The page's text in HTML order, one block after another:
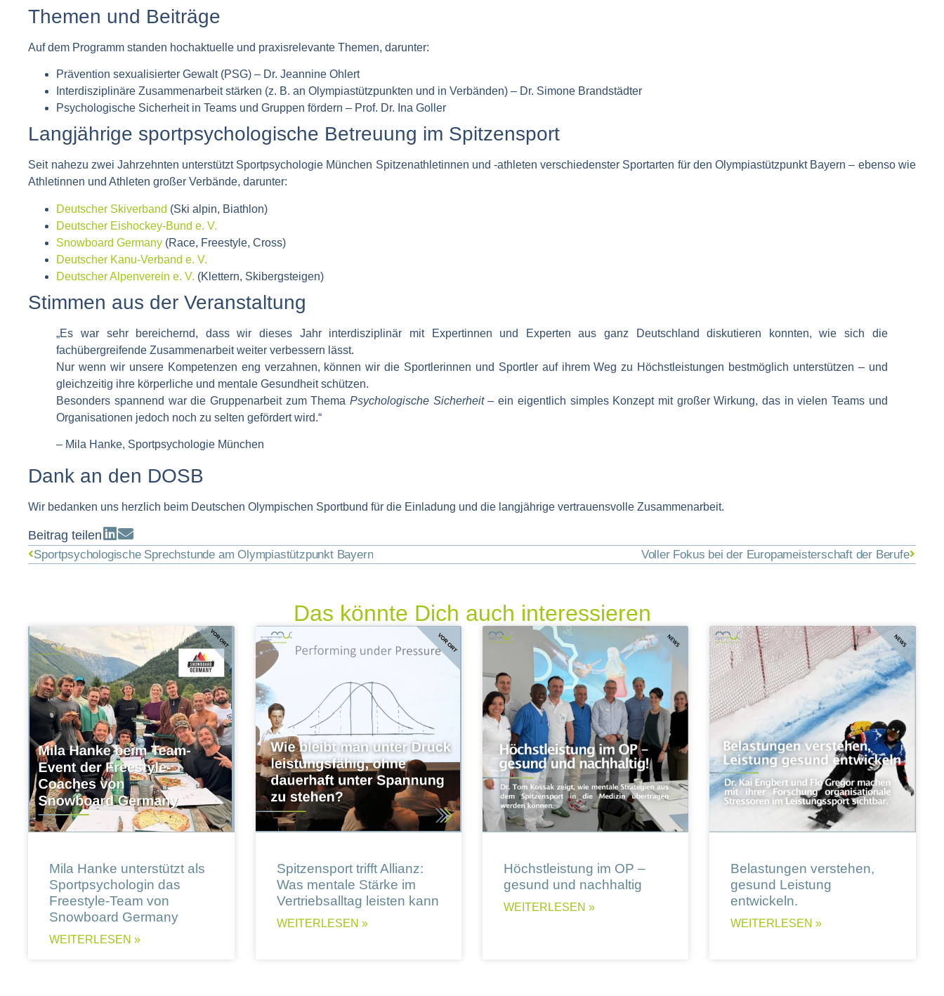
Themen und Beiträge
Auf dem Programm standen hochaktuelle und praxisrelevante Themen, darunter:
Prävention sexualisierter Gewalt (PSG) – Dr. Jeannine Ohlert
Interdisziplinäre Zusammenarbeit stärken (z. B. an Olympiastützpunkten und in Verbänden) – Dr. Simone Brandstädter
Psychologische Sicherheit in Teams und Gruppen fördern – Prof. Dr. Ina Goller
Langjährige sportpsychologische Betreuung im Spitzensport
Seit nahezu zwei Jahrzehnten unterstützt Sportpsychologie München Spitzenathletinnen und -athleten verschiedenster Sportarten für den Olympiastützpunkt Bayern – ebenso wie
Athletinnen und Athleten großer Verbände, darunter:
Deutscher Skiverband (Ski alpin, Biathlon)
Deutscher Eishockey-Bund e. V.
Snowboard Germany (Race, Freestyle, Cross)
Deutscher Kanu-Verband e. V.
Deutscher Alpenverein e. V. (Klettern, Skibergsteigen)
Stimmen aus der Veranstaltung
„Es war sehr bereichernd, dass wir dieses Jahr interdisziplinär mit Expertinnen und Experten aus ganz Deutschland diskutieren konnten, wie sich die
fachübergreifende Zusammenarbeit weiter verbessern lässt.
Nur wenn wir unsere Kompetenzen eng verzahnen, können wir die Sportlerinnen und Sportler auf ihrem Weg zu Höchstleistungen bestmöglich unterstützen – und
gleichzeitig ihre körperliche und mentale Gesundheit schützen.
Besonders spannend war die Gruppenarbeit zum ThemaPsychologische Sicherheit– ein eigentlich simples Konzept mit großer Wirkung, das in vielen Teams und
Organisationen jedoch noch zu selten gefördert wird.“
– Mila Hanke, Sportpsychologie München
Dank an den DOSB
Wir bedanken uns herzlich beim Deutschen Olympischen Sportbund für die Einladung und die langjährige vertrauensvolle Zusammenarbeit.
Beitrag teilen
Sportpsychologische Sprechstunde am Olympiastützpunkt Bayern Voller Fokus bei der Europameisterschaft der Berufe
Das könnte Dich auch interessieren
Mila Hanke unterstützt als
Sportpsychologin das
Freestyle-Team von
Snowboard Germany
WEITERLESEN »
Spitzensport trifft Allianz:
Was mentale Stärke im
Vertriebsalltag leisten kann
WEITERLESEN »
Höchstleistung im OP –
gesund und nachhaltig
WEITERLESEN »
Belastungen verstehen,
gesund Leistung
entwickeln.
WEITERLESEN »